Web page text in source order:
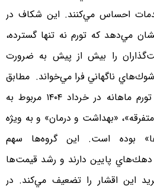
احساس مي‌كنند. اين شكاف در
مي‌دهد كه تورم نه تنها گسترده،
را بيش از پيش به ضرورت
ناگهاني فرا مي‌خواند. مطابق
گزارش مركز آمار، بيشترين تورم ماهانه در خرداد ۱۴۰۴ مربوط به
«بهداشت و درمان» و به‌ ويژه
بوده است. اين گروه‌ها سهم
پايين دارند و رشد قيمت‌ها
اين اقشار را تضعيف مي‌كند. در